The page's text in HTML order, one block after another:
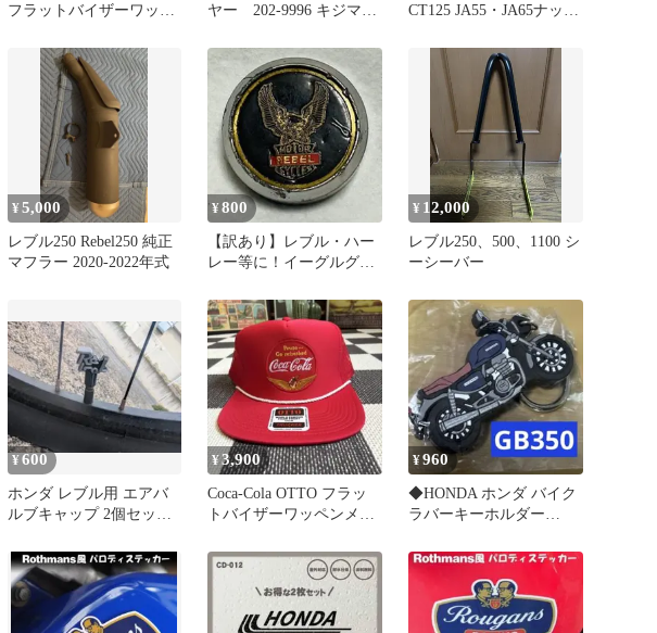
フラットバイザーワッペ
ヤー 202-9996 キジマハ
CT125 JA55・JA65ナック
¥5,000
レブル250 Rebel250 純正
マフラー 2020-2022年式
¥800
【訳あり】レブル・ハー
レー等に！イーグルグリ
40mm 1個￼
¥ 12,000
レブル250、500、1100 シ
ーシーバー
¥600
ホンダ レブル用 エアバ
ルブキャップ 2個セット
¥3,900
Coca-Cola OTTO フラッ
トバイザーワッペンメッ
¥960
◆HONDA ホンダ バイク
ラバーキーホルダー